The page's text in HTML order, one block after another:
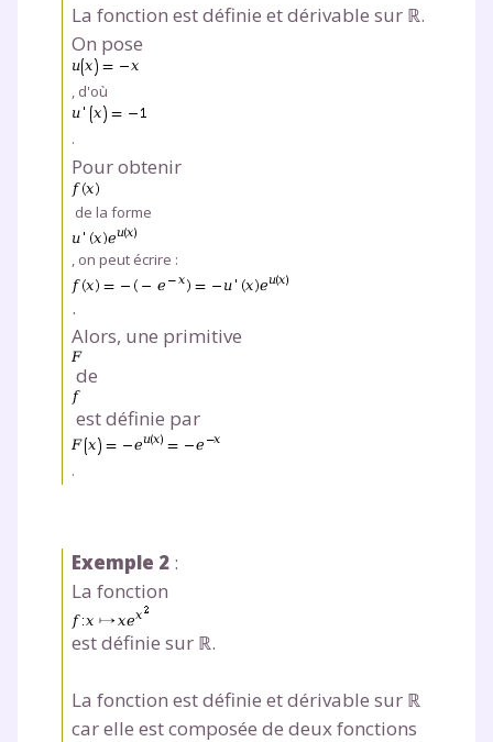
La fonction est définie et dérivable sur ℝ.
On pose
, d'où
.
Pour obtenir
de la forme
, on peut écrire :
.
Alors, une primitive
de
est définie par
.
Exemple 2 :
La fonction
est définie sur ℝ.
La fonction est définie et dérivable sur ℝ
car elle est composée de deux fonctions